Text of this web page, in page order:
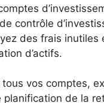
contrôle
des frais inutiles
d’actifs.
vos comptes,
planification de la